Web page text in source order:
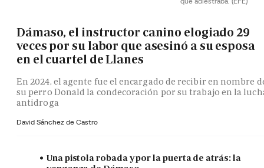
Dámaso, el instructor canino elogiado 29
veces por su labor que asesinó a su esposa
en el cuartel de Llanes
En 2024, el agente fue el encargado de recibir en nombre
su perro Donald la condecoración por su trabajo en la
antidroga
David Sánchez de Castro
Una pistola robada y por la puerta de atrás: la